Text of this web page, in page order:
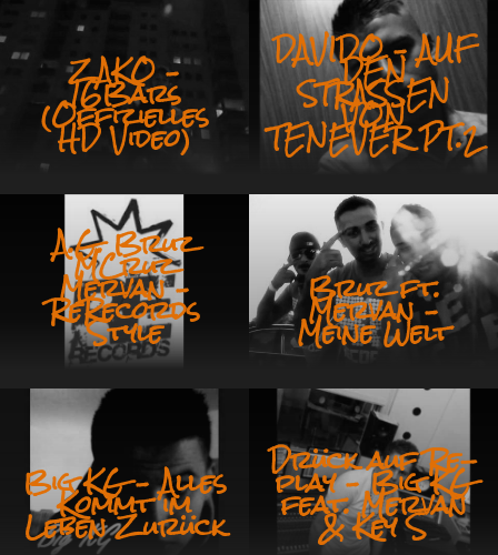
ZAKO –
16Bars
(Offizielles
HD Video)
DAVIDO – AUF
DEN
STRASSEN
VON
TENEVER PT.2
A.G. Bruz
MCruz
Mervan –
ReRecords
Style
Bruz ft.
Mervan –
Meine Welt
Big KG – Alles
Kommt im
Leben Zurück
Drück auf Re-
play – Big KG
feat. Mervan
& Key S